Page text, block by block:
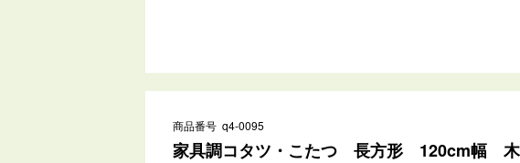
商品番号 q4-0095
家具調コタツ・こたつ 長方形 120cm幅 木